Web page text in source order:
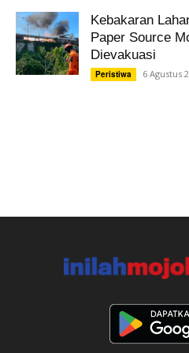
Kebakaran
Paper Source
Dievakuasi
Peristiwa 6 Agustus